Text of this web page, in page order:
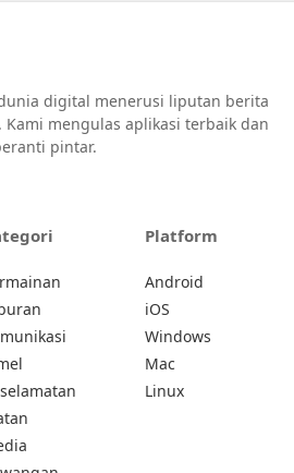
digital menerusi liputan berita
mengulas aplikasi terbaik dan
pintar.
Platform
Android
iOS
Windows
Mac
Linux